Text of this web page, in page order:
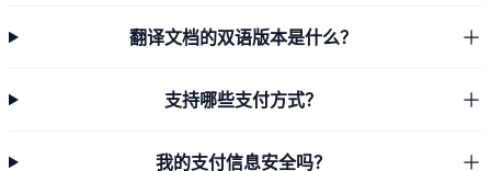
翻译文档的双语版本是什么？
支持哪些支付方式？
我的支付信息安全吗？